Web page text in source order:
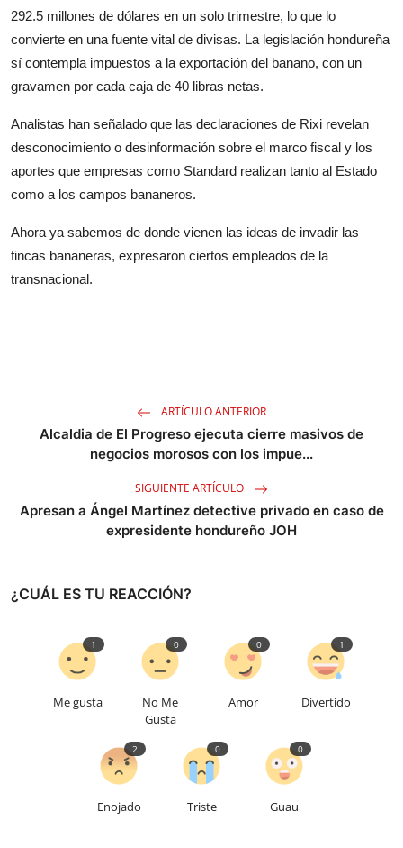
292.5 millones de dólares en un solo trimestre, lo que lo
convierte en una fuente vital de divisas. La legislación hondureña
sí contempla impuestos a la exportación del banano, con un
gravamen por cada caja de 40 libras netas.
Analistas han señalado que las declaraciones de Rixi revelan
desconocimiento o desinformación sobre el marco fiscal y los
aportes que empresas como Standard realizan tanto al Estado
como a los campos bananeros.
Ahora ya sabemos de donde vienen las ideas de invadir las
fincas bananeras, expresaron ciertos empleados de la
transnacional.
ARTÍCULO ANTERIOR
Alcaldia de El Progreso ejecuta cierre masivos de
negocios morosos con los impue...
SIGUIENTE ARTÍCULO
Apresan a Ángel Martínez detective privado en caso de
expresidente hondureño JOH
¿CUÁL ES TU REACCIÓN?
Me gusta
1
No Me
Gusta
0
Amor
0
Divertido
1
Enojado
2
Triste
0
Guau
0